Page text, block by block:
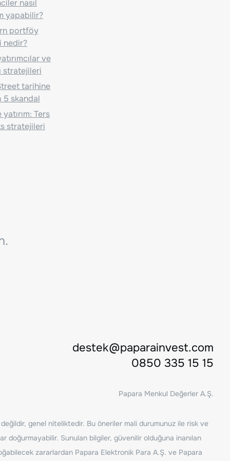
nasıl
yapabilir?
portföy
nedir?
ve
stratejileri
tarihine
5 skandal
Ters
stratejileri
destek@paparainvest.com
0850 335 15 15
Papara Menkul Değerler A.Ş.
değildir, genel niteliktedir. Bu öneriler mali durumunuz ile risk ve
doğurmayabilir. Sunulan bilgiler, güvenilir olduğuna inanılan
zararlardan Papara Elektronik Para A.Ş. ve Papara